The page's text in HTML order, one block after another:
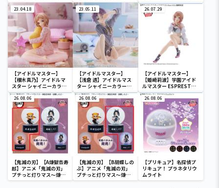
ーズ ESPRESTO est-
Windy and Motions-芹
沢あさひ
-Celestial vivi-渋谷凛
ズ -Relax time-市川雛菜
23.04.18
【アイドルマスター】
【櫻木真乃】アイドルマ
スター シャイニーカラー
ズ -Relax time-櫻木真乃
23.05.11
【アイドルマスター】
【浅倉 透】アイドルマス
ター シャイニーカラーズ
-Relax time-浅倉 透
26.07.29
【アイドルマスター】
【姫崎莉波】学園アイド
ルマスター ESPRESTO-
Sheer frills-姫崎莉波
26.08.06
【鬼滅の刃】【A煉獄杏寿
郎】アニメ「鬼滅の刃」
プチっと灯りマス～煉獄
杏寿郎・胡蝶しのぶ～
26.08.06
【鬼滅の刃】【B胡蝶しの
ぶ】アニメ「鬼滅の刃」
プチっと灯りマス～煉獄
杏寿郎・胡蝶しのぶ～
26.08.06
【プリキュア】名探偵プ
リキュア！ プラネタリウ
ムライト